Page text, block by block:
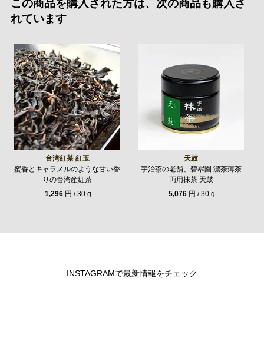
この商品を購入された方は、次の商品も購入さ
れています
台湾紅茶 紅玉
蜜香とキャラメルのような甘い香
りの台湾産紅茶
1,296円 / 30 g
天鼓
宇治茶の老舗、碧翆園 濃茶薄茶
両用抹茶 天鼓
5,076円 / 30 g
INSTAGRAMで最新情報をチェック